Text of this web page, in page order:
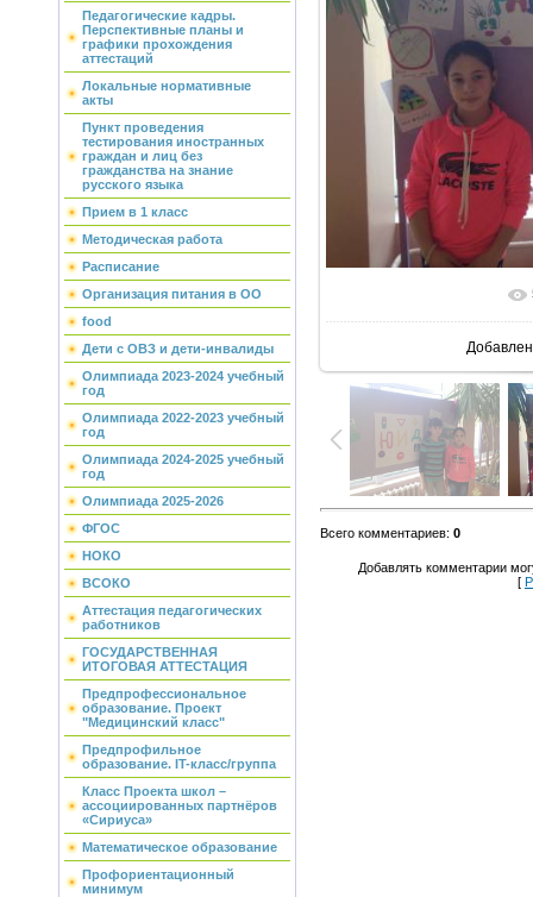
Педагогические кадры.
Перспективные планы и
графики прохождения
аттестаций
Локальные нормативные
акты
Пункт проведения
тестирования иностранных
граждан и лиц без
гражданства на знание
русского языка
Прием в 1 класс
Методическая работа
Расписание
Организация питания в ОО
food
Дети с ОВЗ и дети-инвалиды
Олимпиада 2023-2024 учебный
год
Олимпиада 2022-2023 учебный
год
Олимпиада 2024-2025 учебный
год
Олимпиада 2025-2026
ФГОС
НОКО
ВСОКО
Аттестация педагогических
работников
ГОСУДАРСТВЕННАЯ
ИТОГОВАЯ АТТЕСТАЦИЯ
Предпрофессиональное
образование. Проект
"Медицинский класс"
Предпрофильное
образование. IT-класс/группа
Класс Проекта школ –
ассоциированных партнёров
«Сириуса»
Математическое образование
Профориентационный
минимум
В
Всего комментариев: 0
Добавлять комментарии
[